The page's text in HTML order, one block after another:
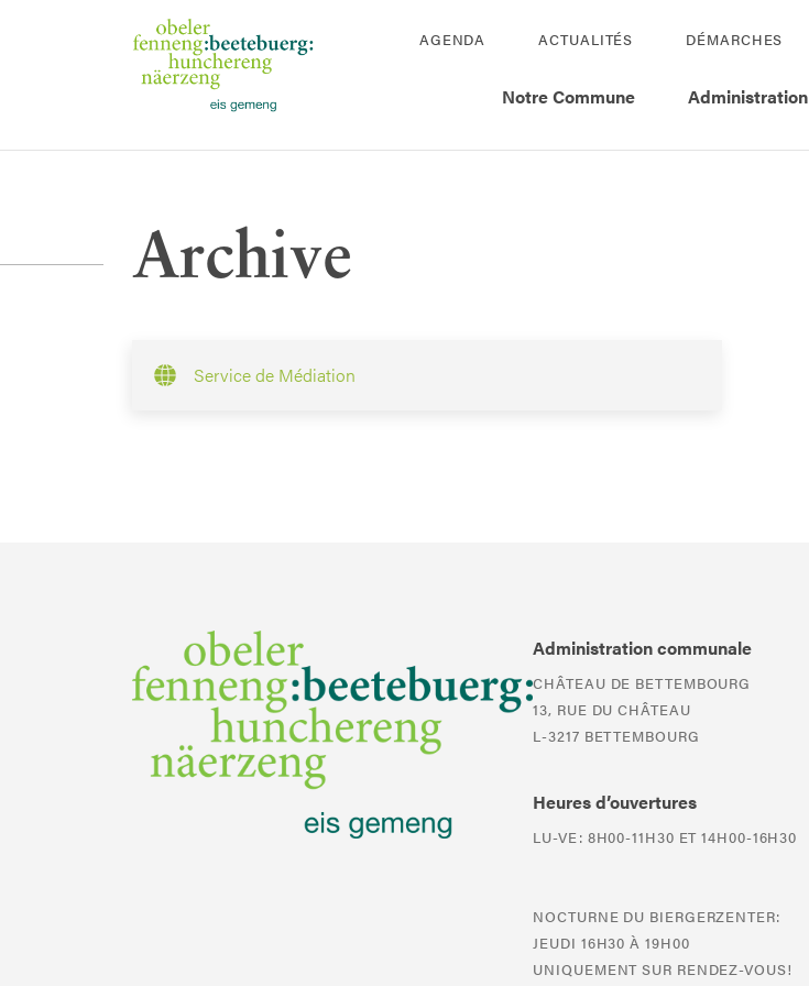
AGENDA ACTUALITÉS DÉMARCHES
Notre Commune Administration
Archive
Service de Médiation
Administration communale
CHÂTEAU DE BETTEMBOURG
13, RUE DU CHÂTEAU
L-3217 BETTEMBOURG
Heures d’ouvertures
LU-VE: 8H00-11H30 ET 14H00-16H30
NOCTURNE DU BIERGERZENTER:
JEUDI 16H30 À 19H00
UNIQUEMENT SUR RENDEZ-VOUS!